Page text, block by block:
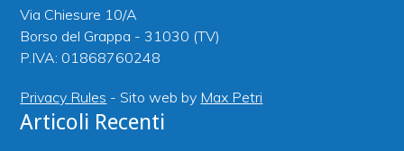
Via Chiesure 10/A
Borso del Grappa - 31030 (TV)
P.IVA: 01868760248
Privacy Rules - Sito web by Max Petri
Articoli Recenti